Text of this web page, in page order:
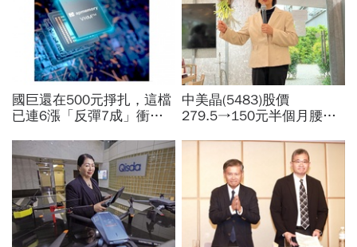
國巨還在500元掙扎，這檔
已連6漲「反彈7成」衝千
還有5成空間
中美晶(5483)股價
279.5→150元半個月腰
績、罕見抱屈自家股票：真
的被低估了